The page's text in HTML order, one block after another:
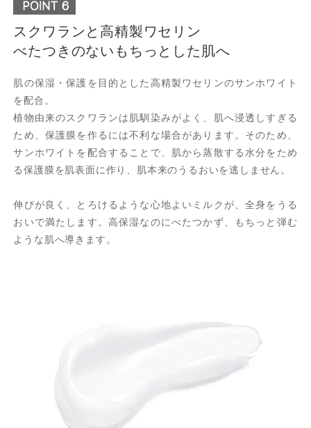
スクワランと高精製ワセリン
べたつきのないもちっとした肌へ
肌の保湿・保護を目的とした高精製ワセリンのサンホワイト
を配合。
植物由来のスクワランは肌馴染みがよく、肌へ浸透しすぎる
ため、保護膜を作るには不利な場合があります。そのため、
サンホワイトを配合することで、肌から蒸散する水分をため
る保護膜を肌表面に作り、肌本来のうるおいを逃しません。
伸びが良く、とろけるような心地よいミルクが、全身をうる
おいで満たします。高保湿なのにべたつかず、もちっと弾む
ような肌へ導きます。